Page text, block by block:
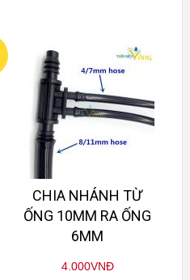
CHIA NHÁNH TỪ
ỐNG 10MM RA ỐNG
6MM
4.000VNĐ